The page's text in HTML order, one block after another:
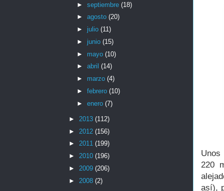
220
así),
► septiembre (18)
► agosto (20)
► julio (11)
► junio (15)
► mayo (10)
► abril (14)
► marzo (4)
► febrero (10)
► enero (7)
► 2013 (112)
► 2012 (156)
► 2011 (199)
► 2010 (196)
► 2009 (206)
► 2008 (2)